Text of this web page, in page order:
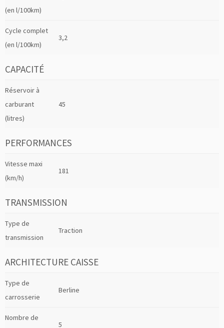
(en l/100km)
Cycle complet
(en l/100km)
3,2
CAPACITÉ
Réservoir à
carburant
(litres)
45
PERFORMANCES
Vitesse maxi
(km/h)
181
TRANSMISSION
Type de
transmission
Traction
ARCHITECTURE CAISSE
Type de
carrosserie
Berline
Nombre de
5